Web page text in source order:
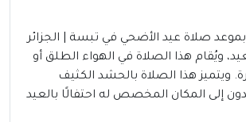
صلاة عيد الأضحي في تبسة | الجزائر
ويُقام هذا الصلاة في الهواء الطلق أو
ويتميز هذا الصلاة بالحشد الكثيف
إلى المكان المخصص له احتفالًا بالعيد